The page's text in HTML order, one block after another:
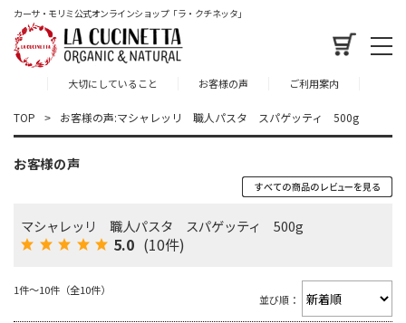
カーサ・モリミ公式オンラインショップ「ラ・クチネッタ」
大切にしていること お客様の声 ご利用案内
TOP お客様の声:マシャレッリ 職人パスタ スパゲッティ 500g
お客様の声
マシャレッリ 職人パスタ スパゲッティ 500g
5.0 (10件)
1件～10件（全10件）
並び順：